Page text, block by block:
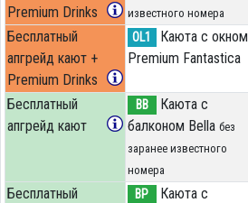
Premium Drinks
известного номера
Бесплатный
апгрейд кают +
Premium Drinks
OL1
Каюта с окном
Premium Fantastica
Бесплатный
апгрейд кают
BB
Каюта с
балконом Bella без
заранее известного
номера
Бесплатный
BP
Каюта с